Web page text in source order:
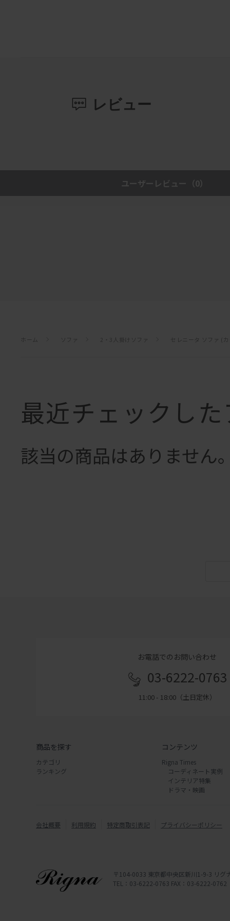
レビュー
ユーザーレビュー （0）
ホーム ソファ 2・3人掛けソファ セレニータ ソファ (
最近チェックし
該当の商品はありません
お電話でのお問い合わせ
03-6222-0763
11:00 - 18:00（土日定休）
商品を探す
カテゴリ
ランキング
コンテンツ
Rigna Times
コーディネート実例
インテリア特集
ドラマ・映画
会社概要 利用規約 特定商取引表記 プライバシーポリシー
〒104-0033 東京都中央区新川1-9-3 リグ
TEL：03-6222-0763 FAX：03-6222-0762